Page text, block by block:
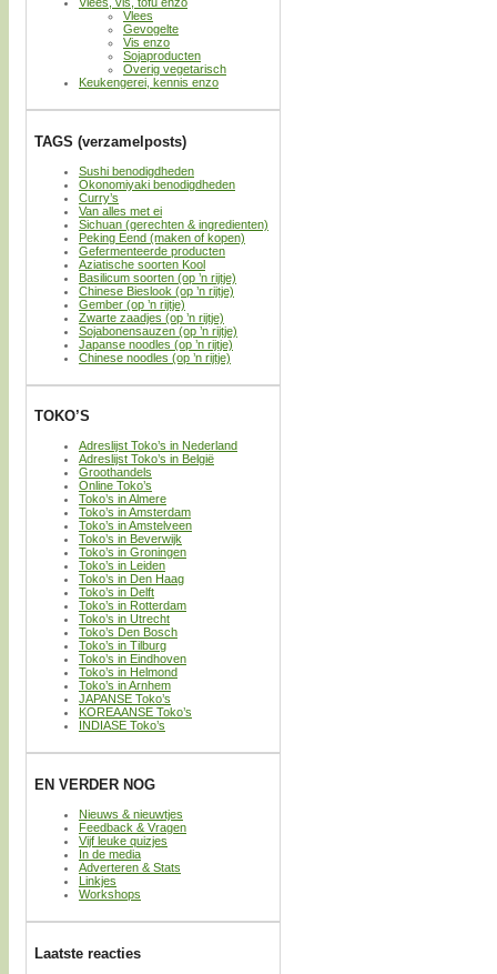
Vlees
Gevogelte
Vis enzo
Sojaproducten
Overig vegetarisch
Keukengerei, kennis enzo
TAGS (verzamelposts)
Sushi benodigdheden
Okonomiyaki benodigdheden
Curry’s
Van alles met ei
Sichuan (gerechten & ingredienten)
Peking Eend (maken of kopen)
Gefermenteerde producten
Aziatische soorten Kool
Basilicum soorten (op ’n rijtje)
Chinese Bieslook (op ’n rijtje)
Gember (op ’n rijtje)
Zwarte zaadjes (op ’n rijtje)
Sojabonensauzen (op ’n rijtje)
Japanse noodles (op ’n rijtje)
Chinese noodles (op ’n rijtje)
TOKO’S
Adreslijst Toko’s in Nederland
Adreslijst Toko’s in België
Groothandels
Online Toko’s
Toko’s in Almere
Toko’s in Amsterdam
Toko’s in Amstelveen
Toko’s in Beverwijk
Toko’s in Groningen
Toko’s in Leiden
Toko’s in Den Haag
Toko’s in Delft
Toko’s in Rotterdam
Toko’s in Utrecht
Toko’s Den Bosch
Toko’s in Tilburg
Toko’s in Eindhoven
Toko’s in Helmond
Toko’s in Arnhem
JAPANSE Toko’s
KOREAANSE Toko’s
INDIASE Toko’s
EN VERDER NOG
Nieuws & nieuwtjes
Feedback & Vragen
Vijf leuke quizjes
In de media
Adverteren & Stats
Linkjes
Workshops
Laatste reacties